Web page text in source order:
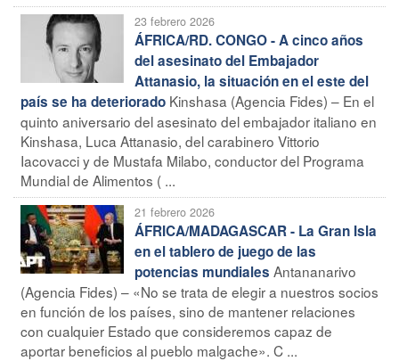
23 febrero 2026
ÁFRICA/RD. CONGO - A cinco años
del asesinato del Embajador
Attanasio, la situación en el este del
país se ha deteriorado Kinshasa (Agencia Fides) – En el
quinto aniversario del asesinato del embajador italiano en
Kinshasa, Luca Attanasio, del carabinero Vittorio
Iacovacci y de Mustafa Milabo, conductor del Programa
Mundial de Alimentos ( ...
21 febrero 2026
ÁFRICA/MADAGASCAR - La Gran Isla
en el tablero de juego de las
potencias mundiales Antananarivo
(Agencia Fides) – «No se trata de elegir a nuestros socios
en función de los países, sino de mantener relaciones
con cualquier Estado que consideremos capaz de
aportar beneficios al pueblo malgache». C ...